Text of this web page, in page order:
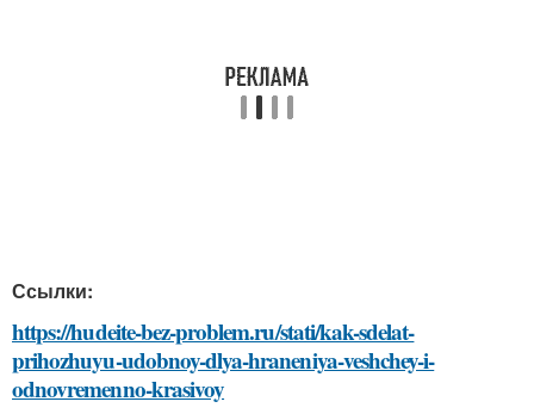
Ссылки:
https://hudeite-bez-problem.ru/stati/kak-sdelat-
prihozhuyu-udobnoy-dlya-hraneniya-veshchey-i-
odnovremenno-krasivoy